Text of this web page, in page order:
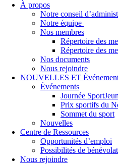
À propos
Notre conseil
Notre équipe
Nos membres
Répertoire des
Répertoire des
Nos documents
Nous rejoindre
NOUVELLES ET
Événements
Journée
Prix sportifs du
Sommet du sport
Nouvelles
Centre de Ressources
Opportunités d’emploi
Possibilités de bénévolat
Nous rejoindre